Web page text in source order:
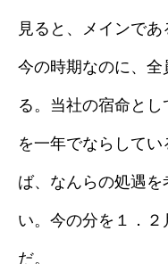
見ると、メインであ
今の時期なのに、
る。当社の宿命と
を一年でならして
ば、なんらの処遇
い。今の分を１．
だ。